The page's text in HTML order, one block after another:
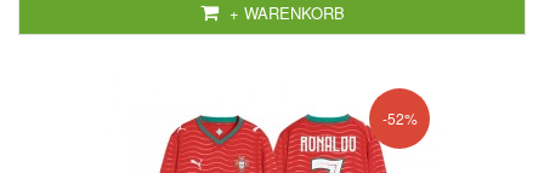
+ WARENKORB
-52%